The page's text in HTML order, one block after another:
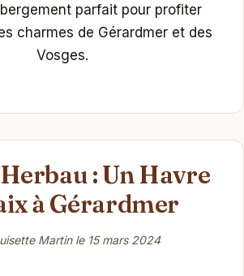
parfait pour profiter
charmes de Gérardmer et des
Vosges.
Herbau : Un Havre
à Gérardmer
Martin le 15 mars 2024